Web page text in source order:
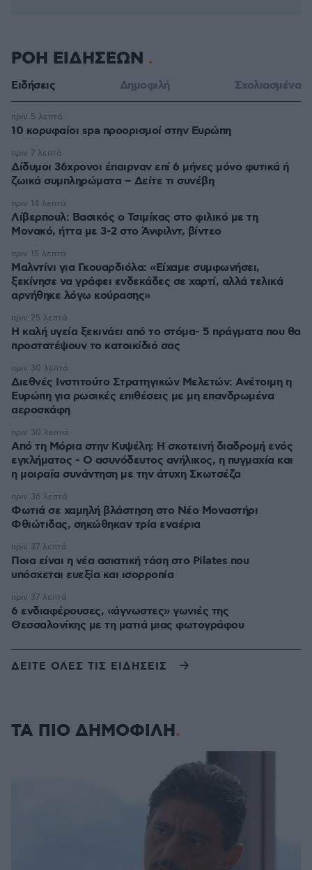
ΡΟΗ ΕΙΔΗΣΕΩΝ
Ειδήσεις Δημοφιλή Σχολιασμένα
10 κορυφαίοι spa προορισμοί στην Ευρώπη
πριν 5 λεπτά
Δίδυμοι 36χρονοι έπαιρναν επί 6 μήνες μόνο φυτικά ή
ζωικά συμπληρώματα – Δείτε τι συνέβη
πριν 7 λεπτά
Λίβερπουλ: Βασικός ο Τσιμίκας στο φιλικό με τη
Μονακό, ήττα με 3-2 στο Άνφιλντ, βίντεο
πριν 14 λεπτά
Μαλντίνι για Γκουαρδιόλα: «Είχαμε συμφωνήσει,
ξεκίνησε να γράφει ενδεκάδες σε χαρτί, αλλά τελικά
αρνήθηκε λόγω κούρασης»
πριν 15 λεπτά
Η καλή υγεία ξεκινάει από το στόμα- 5 πράγματα που θα
προστατέψουν το κατοικίδιό σας
πριν 25 λεπτά
Διεθνές Ινστιτούτο Στρατηγικών Μελετών: Ανέτοιμη η
Ευρώπη για ρωσικές επιθέσεις με μη επανδρωμένα
αεροσκάφη
πριν 30 λεπτά
Από τη Μόρια στην Κυψέλη: Η σκοτεινή διαδρομή ενός
εγκλήματος - Ο ασυνόδευτος ανήλικος, η πυγμαχία και
η μοιραία συνάντηση με την άτυχη Σκωτσέζα
πριν 30 λεπτά
Φωτιά σε χαμηλή βλάστηση στο Νέο Μοναστήρι
Φθιώτιδας, σηκώθηκαν τρία εναέρια
πριν 36 λεπτά
Ποια είναι η νέα ασιατική τάση στο Pilates που
υπόσχεται ευεξία και ισορροπία
πριν 37 λεπτά
6 ενδιαφέρουσες, «άγνωστες» γωνιές της
Θεσσαλονίκης με τη ματιά μιας φωτογράφου
πριν 37 λεπτά
ΔΕΙΤΕ ΟΛΕΣ ΤΙΣ ΕΙΔΗΣΕΙΣ
ΤΑ ΠΙΟ ΔΗΜΟΦΙΛΗ